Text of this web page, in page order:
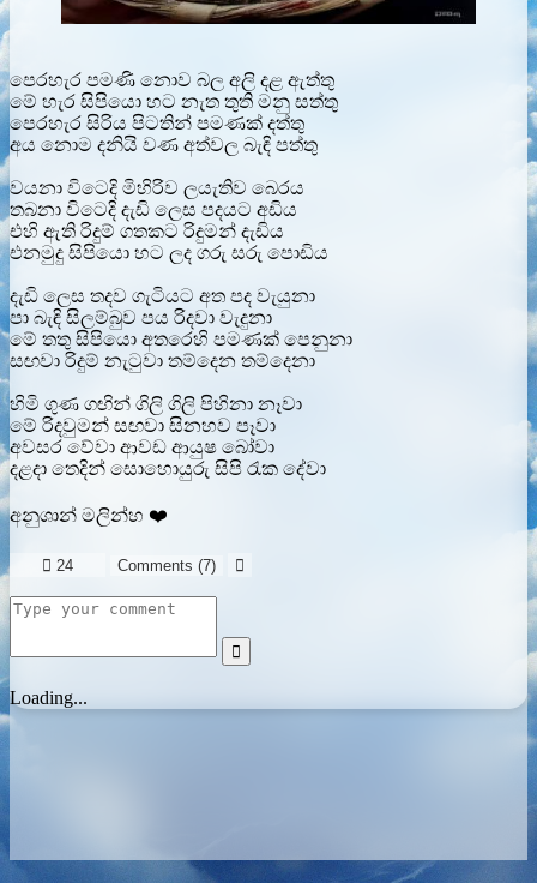
පෙරහැර පමණි නොව බල අලි දළ ඇත්තු
මේ හැර සිපියො හට නැත තුති මනු සත්තු
පෙරහැර සිරිය පිටතින් පමණක් දත්තු
අය නොම දනියි වණ අත්වල බැඳි පත්තු
වයනා විටෙදි මිහිරිව ලයැතිව බෙරය
තබනා විටෙදි දැඩි ලෙස පදයට අඩිය
එහි ඇති රිදුම් ගතකට රිදුමන් දැඩිය
එනමුදු සිපියො හට ලද ගරු සරු පොඩිය
දැඩි ලෙස තදව ගැටියට අත පද වැයුනා
පා බැඳි සිලම්බුව පය රිදවා වැදුනා
මේ තතු සිපියො අතරෙහි පමණක් පෙනුනා
සඟවා රිදුම් නැටුවා තම්දෙන තම්දෙනා
හිමි ගුණ ගඟින් ගිලි ගිලි පිහිනා නෑවා
මේ රිදවුමන් සඟවා සිනහව පෑවා
අවසර වේවා ආවඩ ආයුෂ බෝවා
දළදා තෙදින් සොහොයුරු සිපි රැක දේවා
අනුශාන් මලින්හ ❤️
 24 Comments (7) 

Loading...